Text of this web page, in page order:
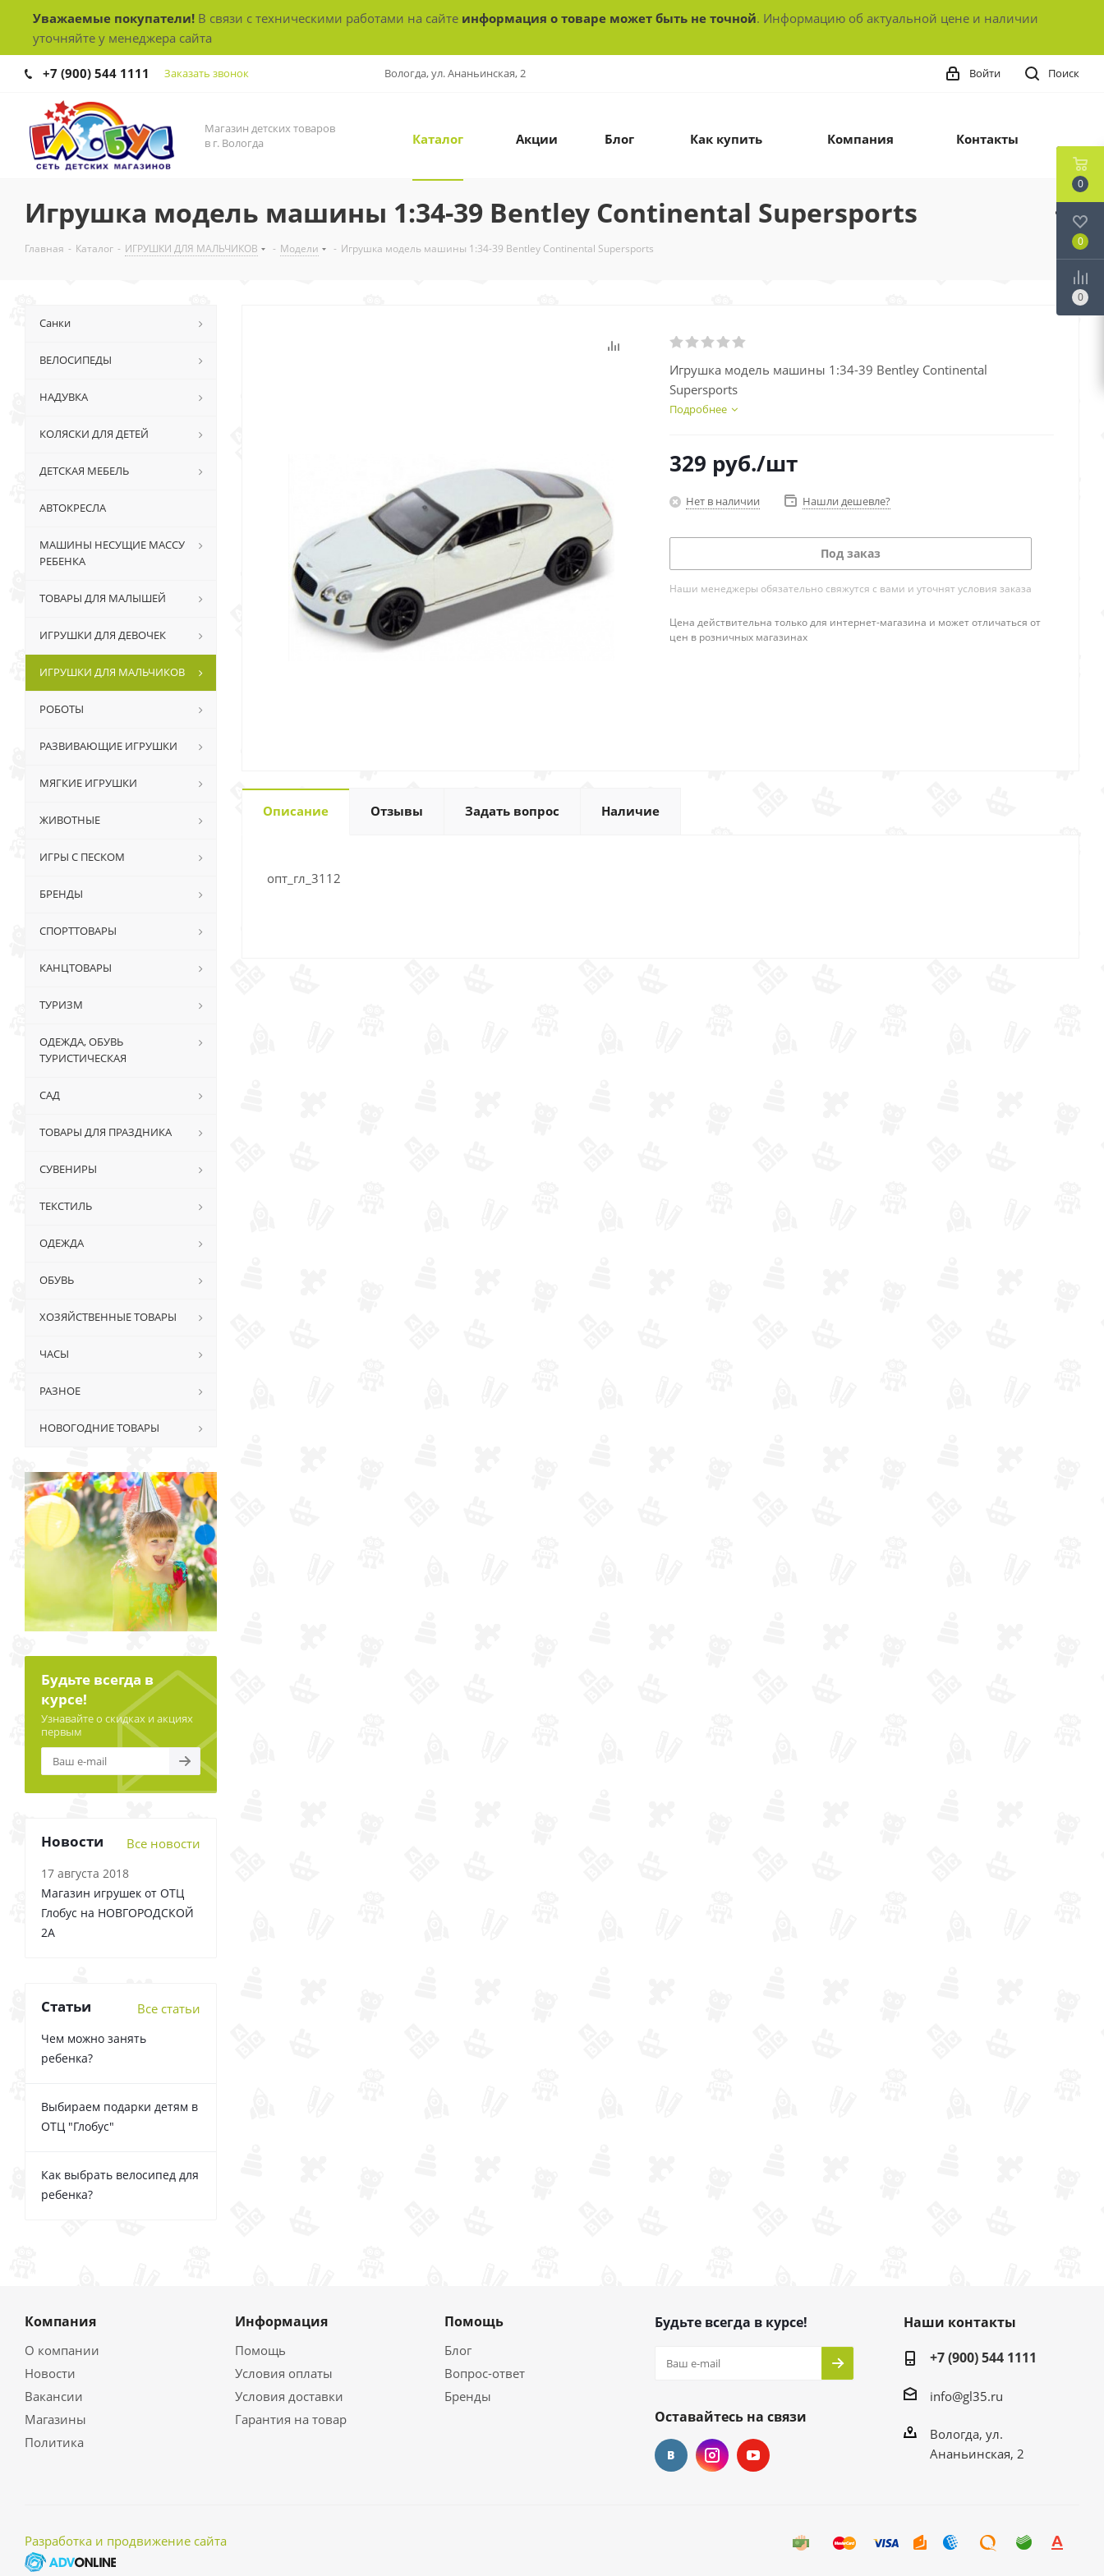
Уважаемые покупатели! В связи с техническими работами на сайте информация о товаре может быть не точной. Информацию об актуальной цене и наличии
уточняйте у менеджера сайта
+7 (900) 544 1111 Заказать звонок Вологда, ул. Ананьинская, 2 Поиск
Войти
Магазин детских товаров
в г. Вологда
Каталог Акции Блог Как купить Компания Контакты
Игрушка модель машины 1:34-39 Bentley Continental Supersports
Главная - Каталог - ИГРУШКИ ДЛЯ МАЛЬЧИКОВ - Модели - Игрушка модель машины 1:34-39 Bentley Continental Supersports
Игрушка модель машины 1:34-39 Bentley Continental
Supersports
Подробнее
329 руб./шт
Нет в наличии Нашли дешевле?
Под заказ
Наши менеджеры обязательно свяжутся с вами и уточнят условия заказа
Цена действительна только для интернет-магазина и может отличаться от
цен в розничных магазинах
Описание Отзывы Задать вопрос Наличие
опт_гл_3112
Санки
ВЕЛОСИПЕДЫ
НАДУВКА
КОЛЯСКИ ДЛЯ ДЕТЕЙ
ДЕТСКАЯ МЕБЕЛЬ
АВТОКРЕСЛА
МАШИНЫ НЕСУЩИЕ МАССУ
РЕБЕНКА
ТОВАРЫ ДЛЯ МАЛЫШЕЙ
ИГРУШКИ ДЛЯ ДЕВОЧЕК
ИГРУШКИ ДЛЯ МАЛЬЧИКОВ
РОБОТЫ
РАЗВИВАЮЩИЕ ИГРУШКИ
МЯГКИЕ ИГРУШКИ
ЖИВОТНЫЕ
ИГРЫ С ПЕСКОМ
БРЕНДЫ
СПОРТТОВАРЫ
КАНЦТОВАРЫ
ТУРИЗМ
ОДЕЖДА, ОБУВЬ
ТУРИСТИЧЕСКАЯ
САД
ТОВАРЫ ДЛЯ ПРАЗДНИКА
СУВЕНИРЫ
ТЕКСТИЛЬ
ОДЕЖДА
ОБУВЬ
ХОЗЯЙСТВЕННЫЕ ТОВАРЫ
ЧАСЫ
РАЗНОЕ
НОВОГОДНИЕ ТОВАРЫ
Будьте всегда в
курсе!
Узнавайте о скидках и акциях
первым
Новости Все новости
17 августа 2018
Магазин игрушек от ОТЦ
Глобус на НОВГОРОДСКОЙ
2А
Статьи Все статьи
Чем можно занять
ребенка?
Выбираем подарки детям в
ОТЦ "Глобус"
Как выбрать велосипед для
ребенка?
Компания
О компании
Новости
Вакансии
Магазины
Политика
Информация
Помощь
Условия оплаты
Условия доставки
Гарантия на товар
Помощь
Блог
Вопрос-ответ
Бренды
Будьте всегда в курсе!
Оставайтесь на связи
Наши контакты
+7 (900) 544 1111
info@gl35.ru
Вологда, ул.
Ананьинская, 2
Разработка и продвижение сайта
0
0
0